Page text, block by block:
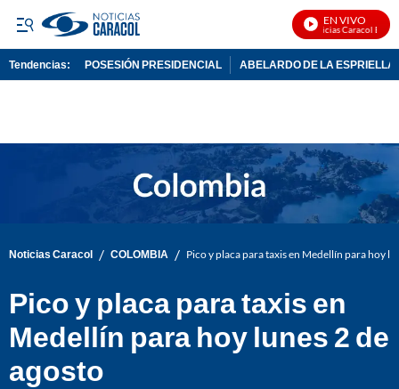
EN VIVO
Noticias Caracol En Vivo
Tendencias: POSESIÓN PRESIDENCIAL ABELARDO DE LA ESPRIELLA
Noticias Caracol / COLOMBIA / Pico y placa para taxis en Medellín para hoy
Pico y placa para taxis en
Medellín para hoy lunes 2 de
agosto